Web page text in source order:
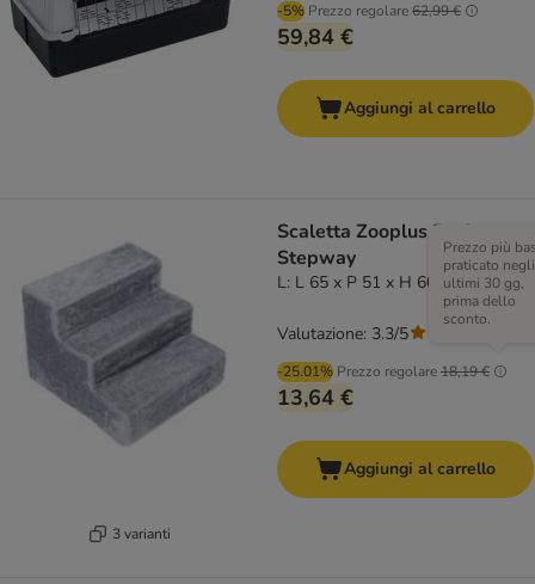
-5% Prezzo regolare62,99 €
59,84 €
Aggiungi al carrello
3 varianti
Scaletta Zooplus Basics
Stepway
L: L 65 x P 51 x H 60 cm
-25.01% Prezzo regolare18,19 €
Prezzo più
praticato negli
ultimi 30 gg,
prima dello
sconto.
13,64 €
Valutazione: 3.3/5
Aggiungi al carrello